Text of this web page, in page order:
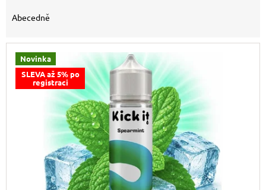
Abecedně
Novinka
SLEVA až 5% po
registraci